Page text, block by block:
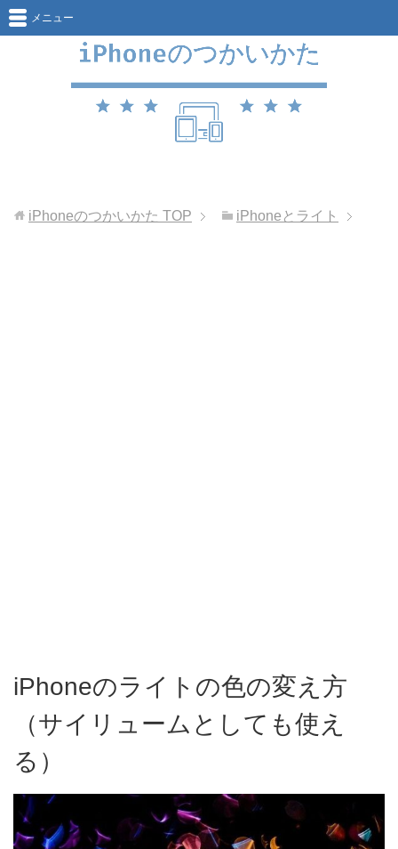
メニュー
iPhoneのつかいかた TOP iPhoneとライト
iPhoneのライトの色の変え方
（サイリュームとしても使え
る）